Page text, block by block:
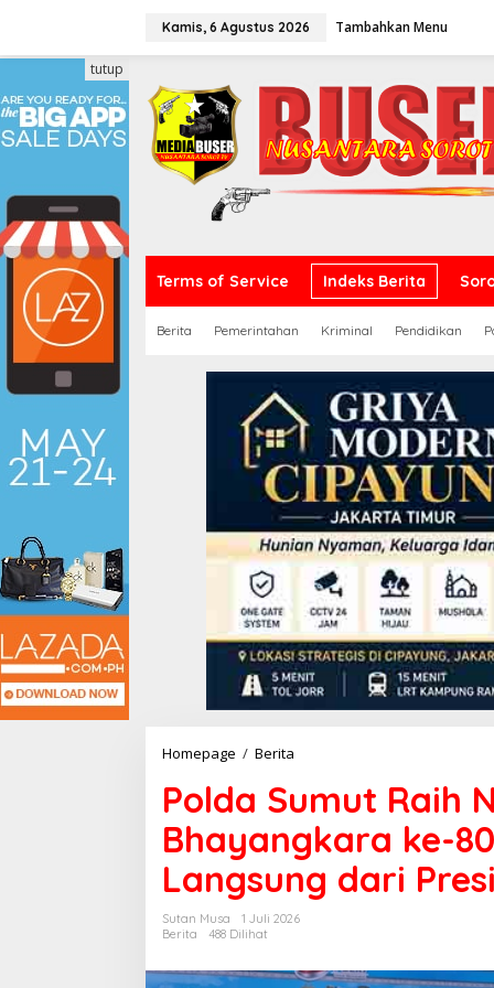
i
k
e
n
t
e
Kamis, 6 Agustus 2026 Tambahkan Menu
Terms of Service Indeks Berita
Berita Pemerintahan Kriminal Pendidikan
tutup
Homepage / Berita
d
a
S
u
m
u
a
Polda Sumut Raih
Bhayangkara ke-
Langsung dari
Sutan Musa
1 Juli 2026
Berita
488 Dilihat